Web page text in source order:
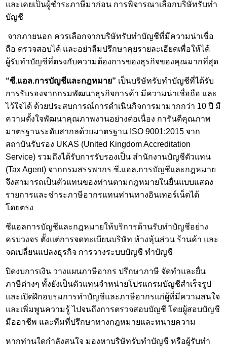
และเคยเป็นผู้ชำระภาษีมาก่อน การพิจารณาเลือกบริษัทรับทำ
บัญชี
จากภายนอก ควรเลือกจากบริษัทรับทำบัญชีที่มีความน่าเชื่อ
ถือ ตรวจสอบได้ และอย่าลืมปรึกษาคุยรายละเอียดเพื่อให้ได้
ผู้รับทำบัญชีที่ตรงกับความต้องการของธุรกิจของคุณมากที่สุด
“ซี.แอล.การบัญชีและกฎหมาย” เป็นบริษัทรับทำบัญชีที่ได้รับ
การรับรองจากกรมพัฒนาธุรกิจการค้า มีความน่าเชื่อถือ และ
ไว้ใจได้ ด้วยประสบการณ์การดำเนินกิจการมามากกว่า 10 ปี มี
ความตั้งใจพัฒนาคุณภาพงานอย่างต่อเนื่อง การันตีคุณภาพ
มาตรฐานระดับสากลด้วยมาตรฐาน ISO 9001:2015 จาก
สถาบันรับรอง UKAS (United Kingdom Accreditation
Service) รวมถึงได้รับการรับรองเป็น สำนักงานบัญชีตัวแทน
(Tax Agent) จากกรมสรรพากร ซี.แอล.การบัญชีและกฎหมาย
จึงสามารถเป็นตัวแทนของท่านตามกฎหมายในยื่นแบบแสดง
รายการและชำระภาษีอากรแทนท่านทางอินเทอร์เน็ตได้
โดยตรง
ซีแอลการบัญชีและกฎหมายให้บริการด้านรับทำบัญชีอย่าง
ครบวงจร ตั้งแต่การจดทะเบียนบริษัท ห้างหุ้นส่วน ร้านค้า และ
จดเปลี่ยนแปลงธุรกิจ การวางระบบบัญชี ทำบัญชี
ปิดงบการเงิน วางแผนภาษีอากร ปรึกษาภาษี จัดทำและยื่น
ภาษีต่างๆ ทั้งยังเป็นตัวแทนจำหน่ายโปรแกรมบัญชีสำเร็จรูป
และเปิดฝึกอบรมการทำบัญชีและภาษีอากรแก่ผู้ที่มีความสนใจ
และเพิ่มพูนความรู้ ไปจนถึงการตรวจสอบบัญชี โดยผู้สอบบัญชี
มืออาชีพ และทีมที่ปรึกษาทางกฎหมายและทนายความ
หากท่านใดกำลังสนใจ มองหาบริษัทรับทำบัญชี หรือผู้รับทำ